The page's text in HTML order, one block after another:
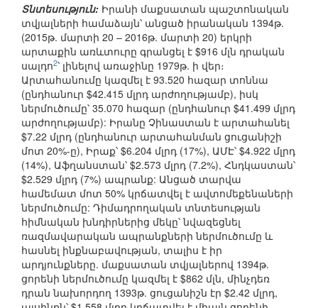
Տնտեսություն: Իրանի մաքսատան պաշտոնական
տվյալների համաձայն՝ անցած իրանական 1394թ.
(2015թ. մարտի 20 – 2016թ. մարտի 20) երկրի
արտաքին առևտուրը գրանցել է $916 մլն դրական
սալդո2՝ լինելով առաջինը 1979թ. ի վեր։
Արտահանումը կազմել է 93.520 հազար տոննա
(ընդհանուր $42.415 մլրդ արժողությամբ), իսկ
ներմուծումը՝ 35.070 հազար (ընդհանուր $41.499 մլրդ
արժողությամբ): Իրանը Չինաստան է արտահանել
$7.22 մլրդ (ընդհանուր արտահանման ցուցանիշի
մոտ 20%-ը), Իրաք՝ $6.204 մլրդ (17%), ԱՄԷ՝ $4.922 մլրդ
(14%), Աֆղանստան՝ $2.573 մլրդ (7.2%), Հնդկաստան՝
$2.529 մլրդ (7%) ապրանք: Անցած տարվա
համեմատ մոտ 50% կրճատվել է ավտոմեքենաների
ներմուծումը: Դիմադրողական տնտեսության
հիմնական խնդիրներից մեկը՝ նվազեցնել
ռազմավարական ապրանքների ներմուծումը և
հասնել ինքնաբավության, տալիս է իր
արդյունքները. մաքսատան տվյալներով 1394թ.
ցորենի ներմուծումը կազմել է $862 մլն, մինչդեռ
դրան նախորդող 1393թ. ցուցանիշն էր $2.42 մլրդ,